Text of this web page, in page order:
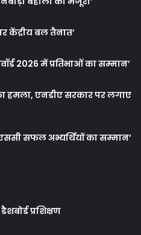
केंद्रीय बल तैनात’
2026 में प्रतिभाओं का सम्मान’
हमला, एनडीए सरकार पर लगाए
सफल अभ्यर्थियों का सम्मान’
प्रशिक्षण